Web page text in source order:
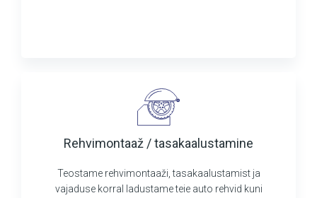
Rehvimontaaž / tasakaalustamine
Teostame rehvimontaaži, tasakaalustamist ja
vajaduse korral ladustame teie auto rehvid kuni